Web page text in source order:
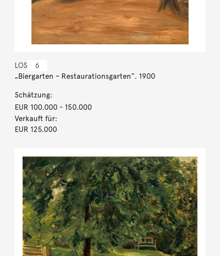
LOS 6
„Biergarten – Restaurationsgarten“. 1900
Schätzung:
EUR 100.000- 150.000
Verkauft für:
EUR 125.000